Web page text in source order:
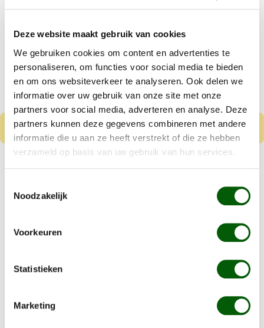
Deze website maakt gebruik van cookies
We gebruiken cookies om content en advertenties te
personaliseren, om functies voor social media te bieden
en om ons websiteverkeer te analyseren. Ook delen we
informatie over uw gebruik van onze site met onze
partners voor social media, adverteren en analyse. Deze
partners kunnen deze gegevens combineren met andere
informatie die u aan ze heeft verstrekt of die ze hebben
verzameld op basis van uw gebruik van hun services.
Noodzakelijk
Voorkeuren
Statistieken
Marketing
Nero Gold Puppy
Vanaf€ 8,99
Kleine tot middelgrote puppy's
Details